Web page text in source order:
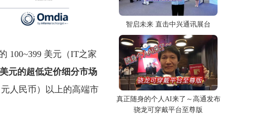
100~399 美元（IT之家
元的超低定价细分市场
人民币）以上的高端市
智启未来 直击中兴通讯展台
真正随身的个人AI来了～高通发布
骁龙可穿戴平台至尊版